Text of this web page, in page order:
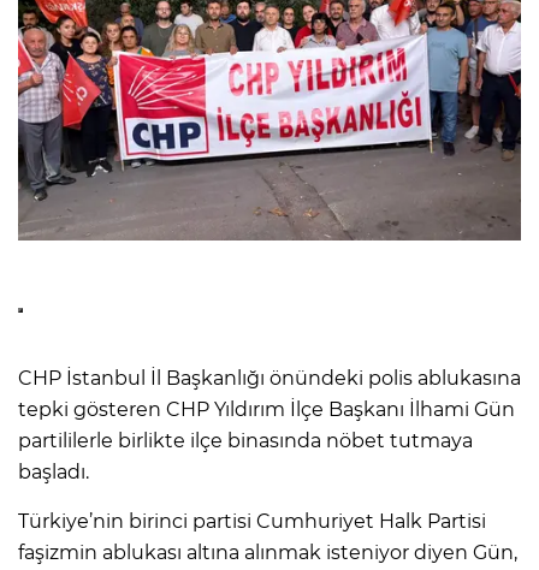
CHP İstanbul İl Başkanlığı önündeki polis ablukasına
tepki gösteren CHP Yıldırım İlçe Başkanı İlhami Gün
partililerle birlikte ilçe binasında nöbet tutmaya
başladı.
Türkiye’nin birinci partisi Cumhuriyet Halk Partisi
faşizmin ablukası altına alınmak isteniyor diyen Gün,